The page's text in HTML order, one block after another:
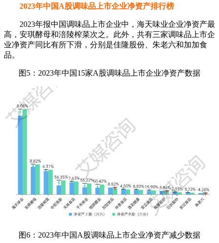
2023年中国A股调味品上市企业净资产排行榜
2023年报中国调味品上市企业中，海天味业企业净资产最
高，安琪酵母和涪陵榨菜次之。此外，共有三家调味品上市企
业净资产同比有所下滑，分别是佳隆股份、朱老六和加加食
品。
图5：2023年中国15家A股调味品上市企业净资产数据
图6：2023年中国A股调味品上市企业净资产减少数据